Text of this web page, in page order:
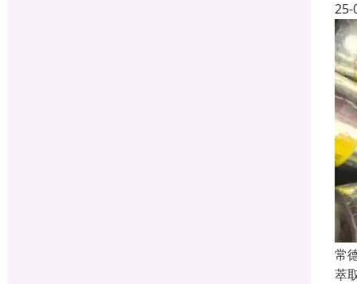
25-
常
萃